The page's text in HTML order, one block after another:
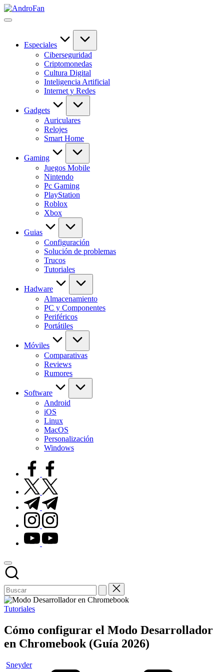
Saltar
al
Descubre
complicaciones
AndroFan:
gadgets
novedades
digital.
Especiales
Ciberseguridad
Criptomonedas
Cultura Digital
Inteligencia Artificial
Internet y Redes
Gadgets
Auriculares
Relojes
Smart Home
Gaming
Juegos Mobile
Nintendo
Pc Gaming
PlayStation
Roblox
Xbox
Guias
Configuración
Solución de problemas
Trucos
Tutoriales
Hadware
Almacenamiento
PC y Componentes
Periféricos
Portátiles
Móviles
Comparativas
Reviews
Rumores
Software
Android
iOS
Linux
MacOS
Personalización
Windows
facebook.com
twitter.com
t.me
instagram.com
youtube.com
Publicado
Tutoriales
Cómo configurar el Modo Desarrollador
en Chromebook (Guía 2026)
Publicado
Sneyder